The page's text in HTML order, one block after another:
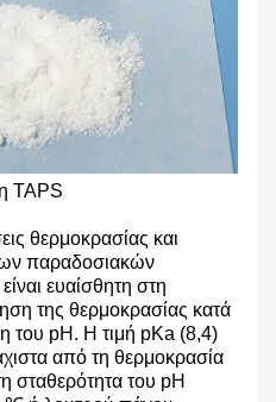
TAPS
θερμοκρασίας και
παραδοσιακών
ευαίσθητη στη
της θερμοκρασίας κατά
του pH. Η τιμή pKa (8,4)
από τη θερμοκρασία
σταθερότητα του pH